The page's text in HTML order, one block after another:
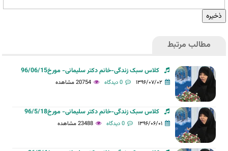
مطالب مرتبط
کلاس سبک زندگی-خانم دکتر سلیمانی- مورخ96/06/15
۱۳۹۶/۰۷/۰۲ 0 دیدگاه 20754 مشاهده
کلاس سبک زندگی-خانم دکتر سلیمانی- مورخ96/5/18
۱۳۹۶/۰۶/۰۱ 0 دیدگاه 23488 مشاهده